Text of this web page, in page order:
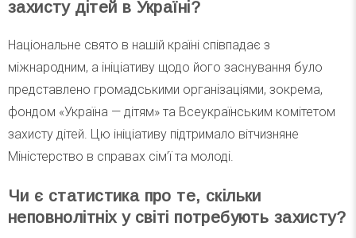
захисту дітей в Україні?
Національне свято в нашій країні співпадає з
міжнародним, а ініціативу щодо його заснування було
представлено громадськими організаціями, зокрема,
фондом «Україна — дітям» та Всеукраїнським комітетом
захисту дітей. Цю ініціативу підтримало вітчизняне
Міністерство в справах сім’ї та молоді.
Чи є статистика про те, скільки
неповнолітніх у світі потребують захисту?